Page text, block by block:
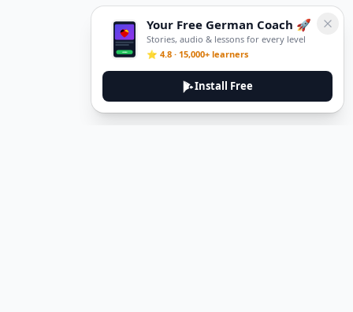
Your Free German Coach 🚀
Stories, audio & lessons for every level
⭐ 4.8 · 15,000+ learners
Install Free